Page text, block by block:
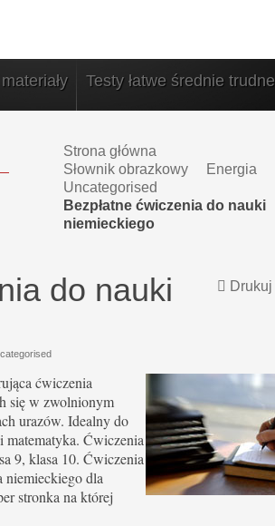
Testy łatwe średnie trudne
Strona główna
Słownik obrazkowy
Energia
Uncategorised
Bezpłatne ćwiczenia do nauki
niemieckiego
Drukuj
do nauki
ćwiczenia
się w zwolnionym
urazów. Idealny do
Ćwiczenia
9, klasa 10. Ćwiczenia
dla
stronka na której